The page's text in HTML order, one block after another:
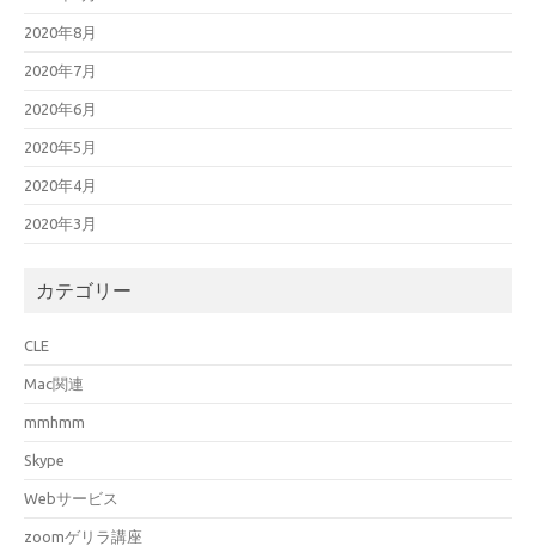
2020年8月
2020年7月
2020年6月
2020年5月
2020年4月
2020年3月
カテゴリー
CLE
Mac関連
mmhmm
Skype
Webサービス
zoomゲリラ講座